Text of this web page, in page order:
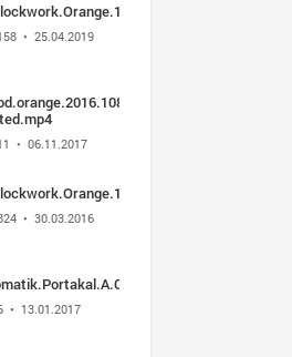
• 25.04.2019
• 06.11.2017
• 30.03.2016
• 13.01.2017